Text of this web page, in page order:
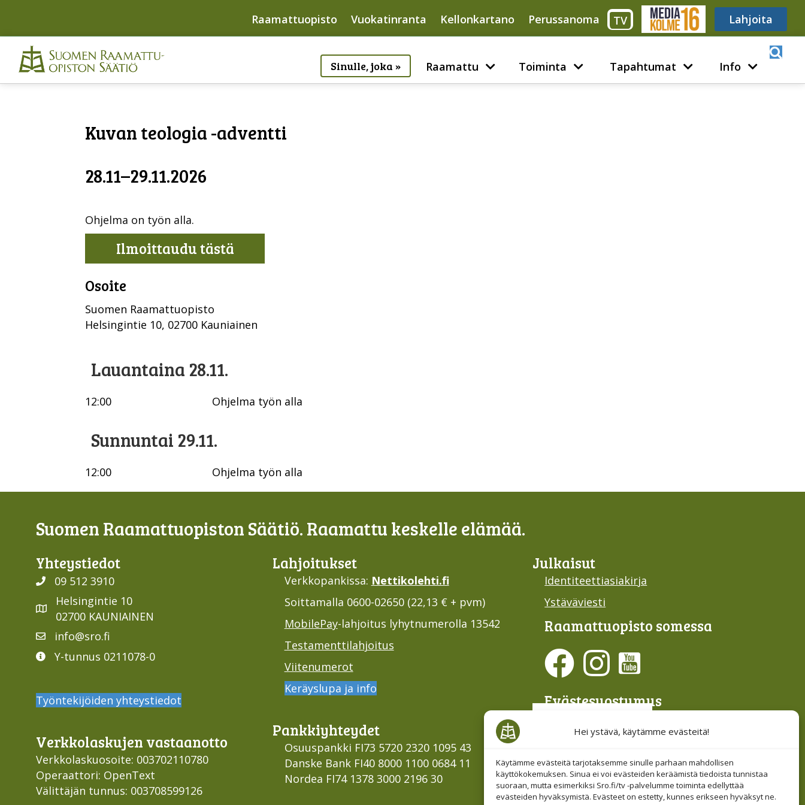
Hei ystävä, käytämme evästeitä!
Käytämme evästeitä tarjotaksemme sinulle parhaan mahdollisen
käyttökokemuksen. Sinua ei voi evästeiden keräämistä tiedoista tunnistaa
suoraan, mutta esimerkiksi Sro.fi/tv -palvelumme toiminta edellyttää
evästeiden hyväksymistä. Evästeet on estetty, kunnes erikseen hyväksyt ne.
Raamattuopisto Vuokatinranta Kellonkartano Perussanoma TV Media316 Lahjoita
Sinulle, joka » Raamattu Toiminta Tapahtumat Info
Kuvan teologia -adventti
28.11–29.11.2026
Ohjelma on työn alla.
Ilmoittaudu tästä
Osoite
Suomen Raamattuopisto
Helsingintie 10, 02700 Kauniainen
Lauantaina 28.11.
12:00 Ohjelma työn alla
Sunnuntai 29.11.
12:00 Ohjelma työn alla
Suomen Raamattuopiston Säätiö. Raamattu keskelle elämää.
Yhteys­tiedot
09 512 3910
Helsingintie 10
02700 KAUNIAINEN
info@sro.fi
Y-tunnus 0211078-0
Työntekijöiden yhteystiedot
Verkko­laskujen vastaan­otto
Verkkolaskuosoite: 003702110780
Operaattori: OpenText
Välittäjän tunnus: 003708599126
Lahjoi­tukset
Verkkopankissa: Nettikolehti.fi
Soittamalla 0600-02650 (22,13 € + pvm)
MobilePay-lahjoitus lyhytnumerolla 13542
Testamenttilahjoitus
Viitenumerot
Keräyslupa ja info
Pankki­yhteydet
Osuuspankki FI73 5720 2320 1095 43
Danske Bank FI40 8000 1100 0684 11
Nordea FI74 1378 3000 2196 30
Julkaisut
Identiteettiasiakirja
Ystäväviesti
Raamattu­opisto somessa
Evästesuostumus
Etsi sivuiltamme